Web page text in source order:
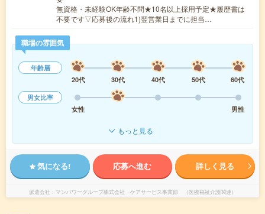
無資格・未経験OK年齢不問★10名以上採用予定★履歴書は
不要です▽応募後の流れ1)翌営業日までに担当…
職場の雰囲気
年齢層
20代
30代 40代 50代
60代
男女比率
女性
男性
もっと見る
気になる! 応募へ進む 詳しく見る
派遣会社 マンパワーグループ株式会社 ケアサービス事業部 （医療福祉介護関連）